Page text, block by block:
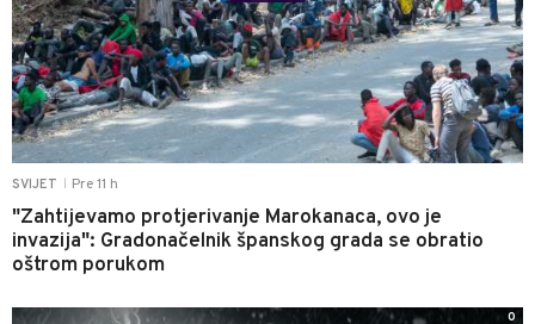
SVIJET Pre 11 h
"Zahtijevamo protjerivanje Marokanaca, ovo je
invazija": Gradonačelnik španskog grada se obratio
oštrom porukom
0